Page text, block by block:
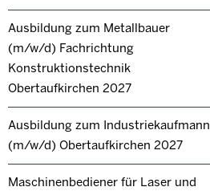
Ausbildung zum Metallbauer
(m/w/d) Fachrichtung
Konstruktionstechnik
Obertaufkirchen 2027
Ausbildung zum Industriekaufmann
(m/w/d) Obertaufkirchen 2027
Maschinenbediener für Laser und